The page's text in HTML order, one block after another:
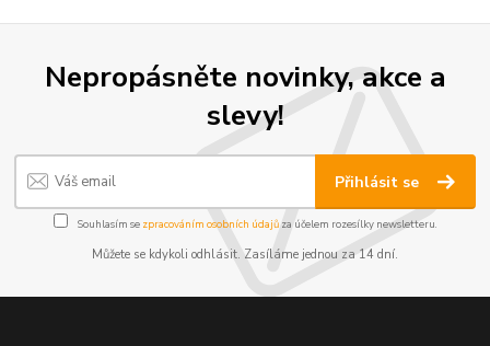
Nepropásněte novinky, akce a
slevy!
Přihlásit se
Souhlasím se zpracováním osobních údajůza účelem rozesílky newsletteru.
Můžete se kdykoli odhlásit. Zasíláme jednou za 14 dní.